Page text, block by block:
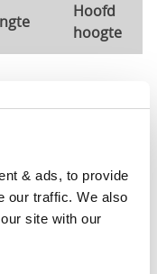
& ads, to provide
our traffic. We also
site with our
Hoofd
hoogte